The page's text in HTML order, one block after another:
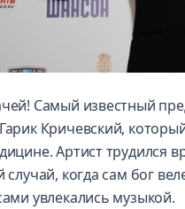
Самый известный
Кричевский,
Артист трудился
когда сам бог
увлекались музыкой.